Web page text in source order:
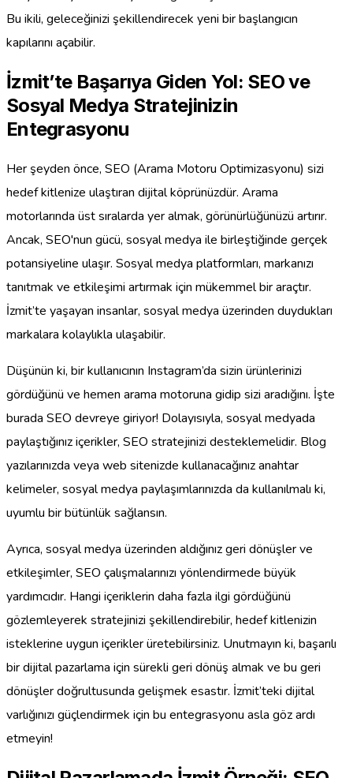
Bu ikili, geleceğinizi şekillendirecek yeni bir başlangıcın
kapılarını açabilir.
İzmit’te Başarıya Giden Yol: SEO ve
Sosyal Medya Stratejinizin
Entegrasyonu
Her şeyden önce, SEO (Arama Motoru Optimizasyonu) sizi
hedef kitlenize ulaştıran dijital köprünüzdür. Arama
motorlarında üst sıralarda yer almak, görünürlüğünüzü artırır.
Ancak, SEO'nun gücü, sosyal medya ile birleştiğinde gerçek
potansiyeline ulaşır. Sosyal medya platformları, markanızı
tanıtmak ve etkileşimi artırmak için mükemmel bir araçtır.
İzmit’te yaşayan insanlar, sosyal medya üzerinden duydukları
markalara kolaylıkla ulaşabilir.
Düşünün ki, bir kullanıcının Instagram’da sizin ürünlerinizi
gördüğünü ve hemen arama motoruna gidip sizi aradığını. İşte
burada SEO devreye giriyor! Dolayısıyla, sosyal medyada
paylaştığınız içerikler, SEO stratejinizi desteklemelidir. Blog
yazılarınızda veya web sitenizde kullanacağınız anahtar
kelimeler, sosyal medya paylaşımlarınızda da kullanılmalı ki,
uyumlu bir bütünlük sağlansın.
Ayrıca, sosyal medya üzerinden aldığınız geri dönüşler ve
etkileşimler, SEO çalışmalarınızı yönlendirmede büyük
yardımcıdır. Hangi içeriklerin daha fazla ilgi gördüğünü
gözlemleyerek stratejinizi şekillendirebilir, hedef kitlenizin
isteklerine uygun içerikler üretebilirsiniz. Unutmayın ki, başarılı
bir dijital pazarlama için sürekli geri dönüş almak ve bu geri
dönüşler doğrultusunda gelişmek esastır. İzmit’teki dijital
varlığınızı güçlendirmek için bu entegrasyonu asla göz ardı
etmeyin!